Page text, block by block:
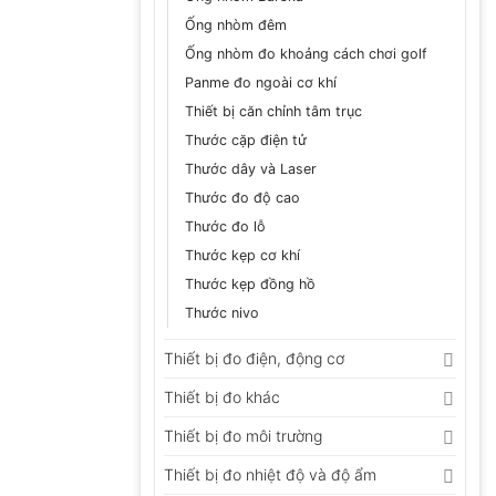
Ống nhòm đêm
Ống nhòm đo khoảng cách chơi golf
Panme đo ngoài cơ khí
Thiết bị căn chỉnh tâm trục
Thước cặp điện tử
Thước dây và Laser
Thước đo độ cao
Thước đo lỗ
Thước kẹp cơ khí
Thước kẹp đồng hồ
Thước nivo
Thiết bị đo điện, động cơ
Thiết bị đo khác
Thiết bị đo môi trường
Thiết bị đo nhiệt độ và độ ẩm